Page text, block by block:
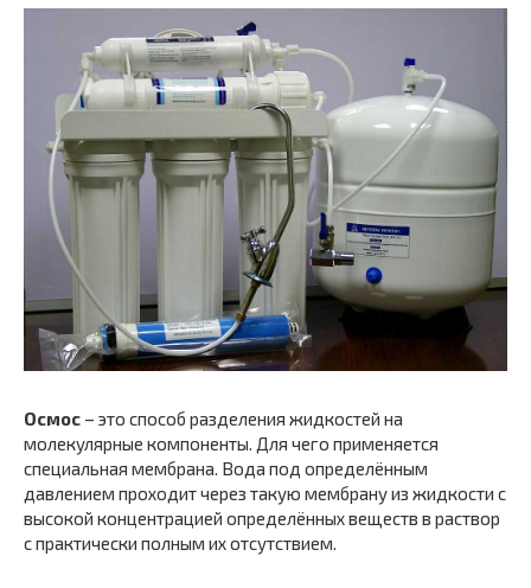
Осмос – это способ разделения жидкостей на
молекулярные компоненты. Для чего применяется
специальная мембрана. Вода под определённым
давлением проходит через такую мембрану из жидкости с
высокой концентрацией определённых веществ в раствор
с практически полным их отсутствием.